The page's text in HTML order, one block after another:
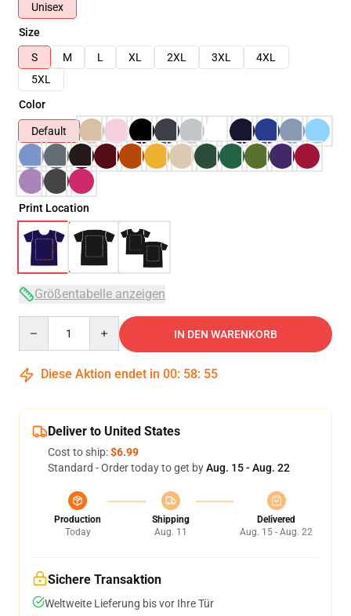
Unisex
Size
S
M L XL 2XL 3XL
4XL
5XL
Color
Default
Print Location
Größentabelle anzeigen
IN DEN WARENKORB
Diese Aktion endet in 00: 58: 54
Deliver to United States
Cost to ship:$6.99
Standard - Order today to get byAug. 15 - Aug. 22
Production
Today
Shipping
Aug. 11
Delivered
Aug. 15 - Aug. 22
Sichere Transaktion
Weltweite Lieferung bis vor Ihre Tür